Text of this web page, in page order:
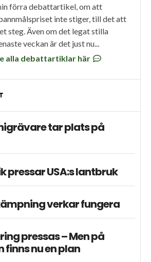
förra debattartikel, om att
inte stiger, till det att
steg. Även om det legat stilla
veckan är det just nu...
alla debattartiklar här
tar plats på
pressar USA:s lantbruk
verkar fungera
pressas – Men på
finns nu en plan